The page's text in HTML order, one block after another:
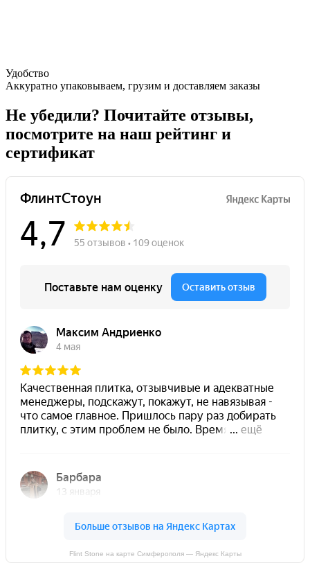
Удобство
Аккуратно упаковываем, грузим и доставляем заказы
Не убедили? Почитайте отзывы,
посмотрите на наш рейтинг и
сертификат
Flint Stone на карте Симферополя — Яндекс Карты